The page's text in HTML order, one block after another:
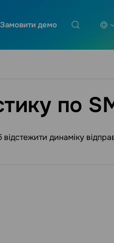
Замовити демо
по
динаміку